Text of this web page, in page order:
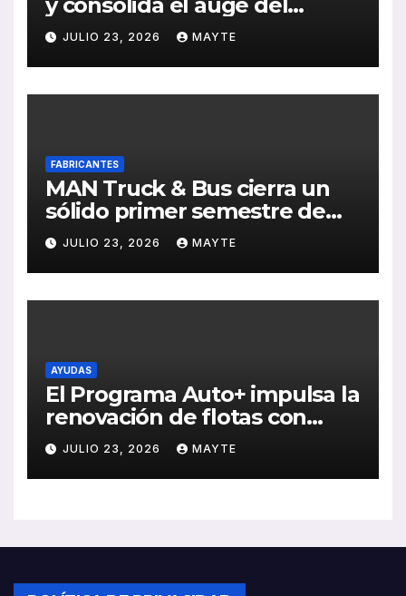
transporte público en San
Sebastián
JULIO 23, 2026 MAYTE
FABRICANTES
MAN Truck & Bus cierra un
sólido primer semestre de
2026 con crecimiento en
ventas, pedidos y
rentabilidad
JULIO 23, 2026 MAYTE
AYUDAS
El Programa Auto+ impulsa la
renovación de flotas con
ayudas a vehículos eléctricos
ligeros
JULIO 23, 2026 MAYTE